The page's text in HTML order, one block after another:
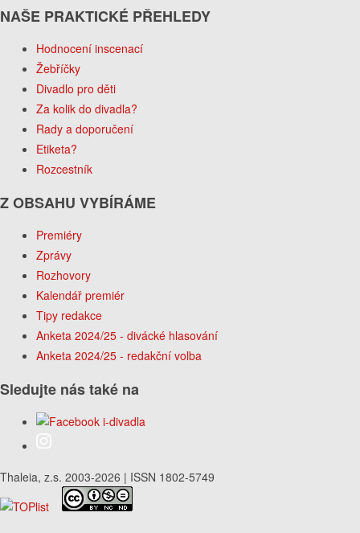
NAŠE PRAKTICKÉ PŘEHLEDY
Hodnocení inscenací
Žebříčky
Divadlo pro děti
Za kolik do divadla?
Rady a doporučení
Etiketa?
Rozcestník
Z OBSAHU VYBÍRÁME
Premiéry
Zprávy
Rozhovory
Kalendář premiér
Tipy redakce
Anketa 2024/25 - divácké hlasování
Anketa 2024/25 - redakční volba
Sledujte nás také na
Thaleia, z.s. 2003-2026 | ISSN 1802-5749